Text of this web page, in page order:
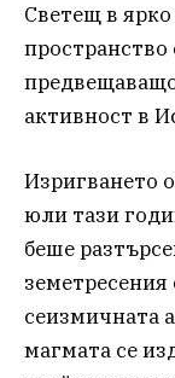
Светещ в
пространство
активност в
Изригването
юли тази
беше
земетресения
сеизмичната
магмата се